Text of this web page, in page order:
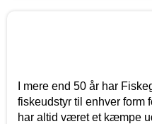
I mere end 50 år har
fiskeudstyr til enhver form
har altid været et kæmpe